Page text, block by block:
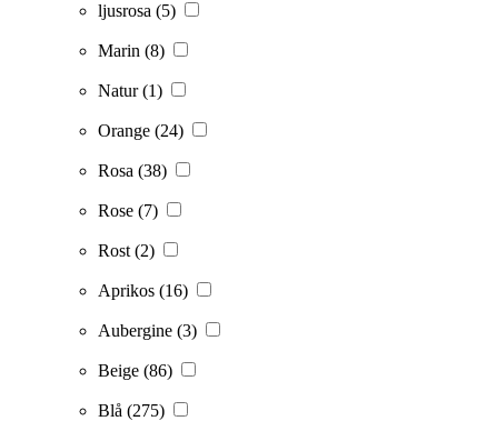
ljusrosa (5)
Marin (8)
Natur(1)
Orange (24)
Rosa (38)
Rose (7)
Rost (2)
Aprikos (16)
Aubergine (3)
Beige (86)
Blå (275)